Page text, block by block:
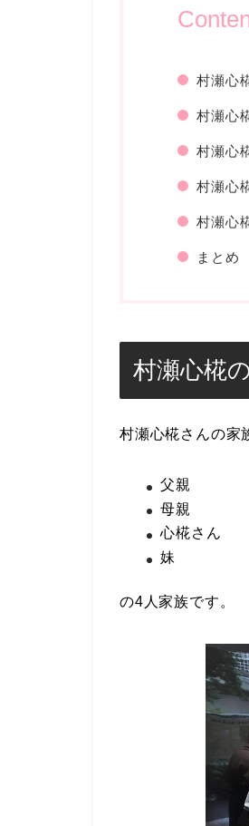
村瀬心
村瀬心
村瀬心
村瀬心
村瀬心
まとめ
村瀬心椛
村瀬心椛さんの家
父親
母親
心椛さん
妹
の4人家族です。